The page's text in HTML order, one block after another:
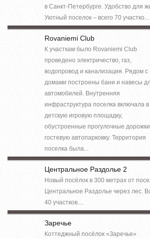
в Санкт-Петербурге. Удобство для
Уютный поселок – всего 70 участко...
Rovaniemi Club
К участкам было Rovaniemi Club
проведено электричество, газ,
водопровод и канализация. Рядом с
домами построены бани и навесы
автомобилей. Внутренняя
инфраструктура поселка включала в
детскую игровую площадку,
обустроенные прогулочные дорожки,
гостевую автопарковку. Территория
поселка была...
Центральное Раздолье 2
Новый посёлок в 300 метрах от
Центральное Раздолье через лес.
40 участков....
Заречье
Коттеджный посёлок «Заречье»